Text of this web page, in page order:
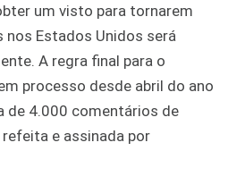
um visto para tornarem
Estados Unidos será
A regra final para o
processo desde abril do ano
de 4.000 comentários de
e assinada por